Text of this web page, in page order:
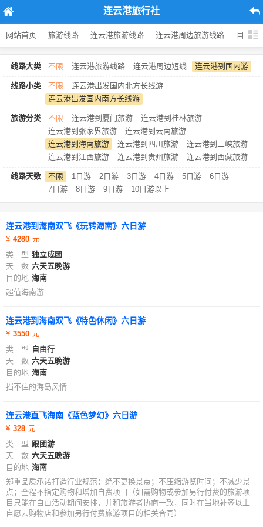
连云港旅行社
网站首页 旅游线路 连云港旅游线路 连云港周边旅游线路 国内旅
线路大类 不限 连云港旅游线路 连云港周边短线 连云港到国内游
线路小类 不限
连云港出发国内北方长线游
连云港出发国内南方长线游
旅游分类 不限 连云港到厦门旅游
连云港到桂林旅游
连云港到张家界旅游
连云港到云南旅游
连云港到海南旅游
连云港到四川旅游
连云港到三峡旅游
连云港到江西旅游
连云港到贵州旅游 连云港到西藏旅游
线路天数 不限 1日游 2日游 3日游 4日游 5日游
6日游
7日游
8日游 9日游 10日游以上
连云港到海南双飞《玩转海南》六日游
4280
类 型 独立成团
天 数 六天五晚游
目的地 海南
超值海南游
连云港到海南双飞《特色休闲》六日游
3550
类 型 自由行
天 数 六天五晚游
目的地 海南
挡不住的海岛风情
连云港直飞海南《蓝色梦幻》六日游
328
类 型 跟团游
天 数 六天五晚游
目的地 海南
郑重品质承诺打造行业规范：绝不更换景点；不压缩游览时间；不减少景
点；全程不指定购物和增加自费项目（如需购物或参加另行付费的旅游项
目只能在自由活动期间安排，并和旅游者协商一致，同时在当地补签以上
自愿去购物店和参加另行付费旅游项目的相关合同）